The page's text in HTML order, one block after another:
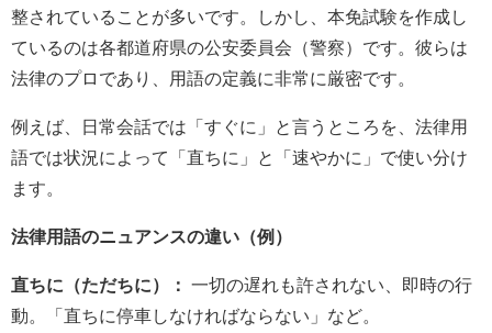
整されていることが多いです。しかし、本免試験を作成し
ているのは各都道府県の公安委員会（警察）です。彼らは
法律のプロであり、用語の定義に非常に厳密です。
例えば、日常会話では「すぐに」と言うところを、法律用
語では状況によって「直ちに」と「速やかに」で使い分け
ます。
法律用語のニュアンスの違い（例）
直ちに（ただちに）：
一切の遅れも許されない、即時の行
動。「直ちに停車しなければならない」など。